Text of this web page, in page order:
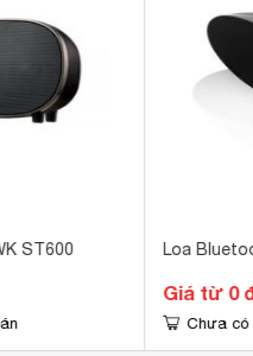
ST600 Loa
Giá từ 0
Chưa có